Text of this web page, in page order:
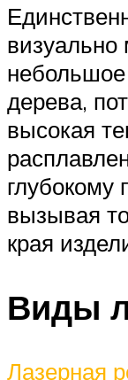
визуально
дерева,
высокая
глубокому
вызывая
края
Виды
Лазерная